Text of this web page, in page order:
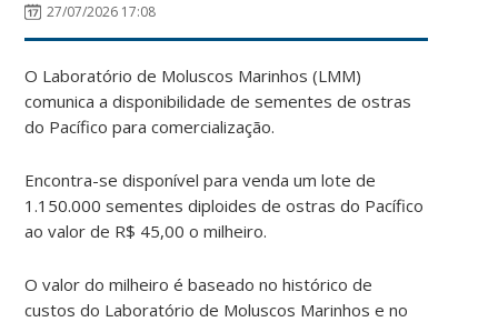
27/07/2026 17:08
O Laboratório de Moluscos Marinhos (LMM)
comunica a disponibilidade de sementes de ostras
do Pacífico para comercialização.
Encontra-se disponível para venda um lote de
1.150.000 sementes diploides de ostras do Pacífico
ao valor de R$ 45,00 o milheiro.
O valor do milheiro é baseado no histórico de
custos do Laboratório de Moluscos Marinhos e no